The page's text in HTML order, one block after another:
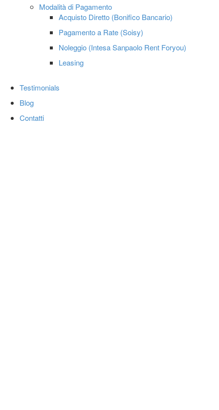
Modalità di Pagamento
Acquisto Diretto (Bonifico Bancario)
Pagamento a Rate (Soisy)
Noleggio (Intesa Sanpaolo Rent Foryou)
Leasing
Testimonials
Blog
Contatti